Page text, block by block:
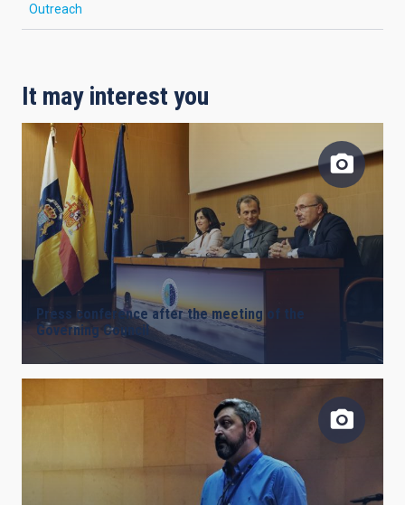
Outreach
It may interest you
Press conference after the meeting of the
Governing Council